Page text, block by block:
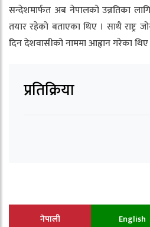
सन्देशमार्फत अब नेपालको उन्नतिका
तयार रहेको बताएका थिए । साथै राष्ट्र
दिन देशवासीको नाममा आह्वान गरेका थिए
प्रतिक्रिया
नेपाली English